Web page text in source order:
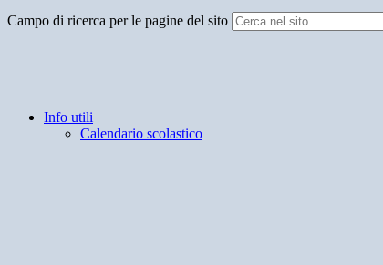
Campo di ricerca per le pagine del sito
Info utili
Calendario scolastico